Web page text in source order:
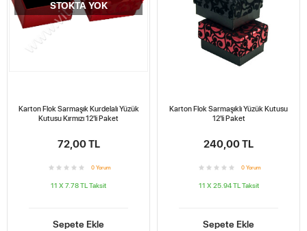
STOKTA YOK
Karton Flok Sarmaşık Kurdelalı Yüzük
Kutusu Kırmızı 12'li Paket
72,00 TL
0 Yorum
11 X 7.78 TL Taksit
Sepete Ekle
Karton Flok Sarmaşıklı Yüzük Kutusu
12'li Paket
240,00 TL
0 Yorum
11 X 25.94 TL Taksit
Sepete Ekle